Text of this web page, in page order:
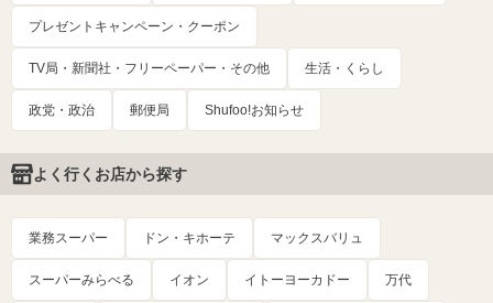
プレゼントキャンペーン・クーポン
TV局・新聞社・フリーペーパー・その他 生活・くらし
政党・政治 郵便局 Shufoo!お知らせ
よく行くお店から探す
業務スーパー ドン・キホーテ マックスバリュ
スーパーみらべる イオン イトーヨーカドー 万代